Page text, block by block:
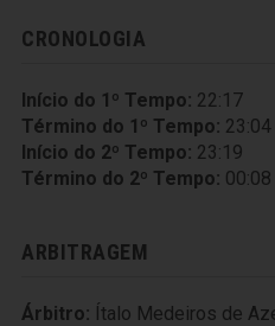
CRONOLOGIA
Início do 1º Tempo: 22:17
Término do 1º Tempo: 23:04
Início do 2º Tempo: 23:19
Término do 2º Tempo: 00:08
ARBITRAGEM
Árbitro: Ítalo Medeiros de